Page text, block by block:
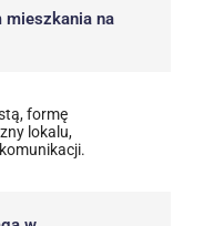
mieszkania na
formę
lokalu,